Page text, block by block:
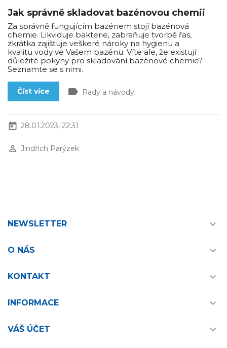
Jak správně skladovat bazénovou chemii
Za správně fungujícím bazénem stojí bazénová
chemie. Likviduje bakterie, zabraňuje tvorbě řas,
zkrátka zajišťuje veškeré nároky na hygienu a
kvalitu vody ve Vašem bazénu. Víte ale, že existují
důležité pokyny pro skladování bazénové chemie?
Seznamte se s nimi.
Číst více label Rady a návody
today 28.01.2023, 22:31
perm_identity Jindřich Parýzek
NEWSLETTER 
O NÁS 
KONTAKT 
INFORMACE 
VÁŠ ÚČET 